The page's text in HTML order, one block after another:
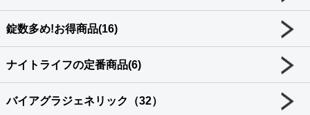
錠数多め!お得商品(16)
ナイトライフの定番商品(6)
バイアグラジェネリック（32）